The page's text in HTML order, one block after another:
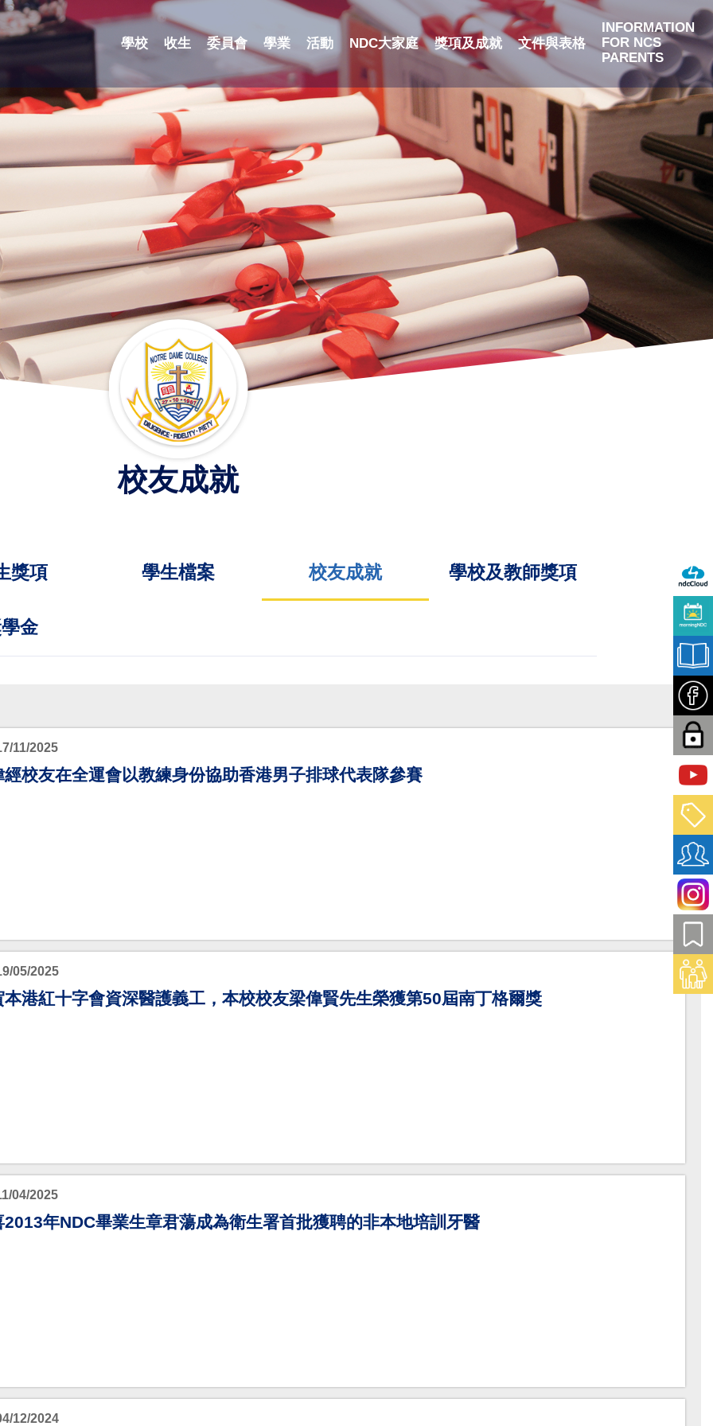
學校 收生 委員會 學業 活動 NDC大家庭 獎項及成就 文件與表格
INFORMATION
FOR NCS
PARENTS
校友成就
獎項 學生檔案 校友成就 學校及教師獎項
金
11/2025
經校友在全運會以教練身份協助香港男子排球代表隊參賽
05/2025
本港紅十字會資深醫護義工，本校校友梁偉賢先生榮獲第50屆南丁格爾獎
04/2025
2013年NDC畢業生章君蕩成為衛生署首批獲聘的非本地培訓牙醫
12/2024